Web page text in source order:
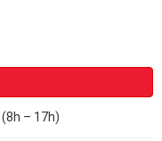
(8h – 17h)